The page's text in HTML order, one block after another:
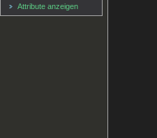
Attribute anzeigen